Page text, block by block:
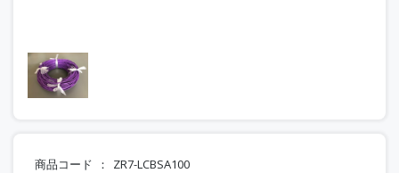
商品コード ZR7-LCBSA100